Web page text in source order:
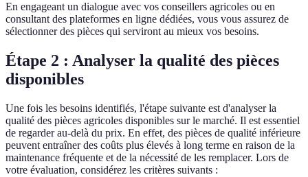
En engageant un dialogue avec vos conseillers agricoles ou en
consultant des plateformes en ligne dédiées, vous vous assurez de
sélectionner des pièces qui serviront au mieux vos besoins.
Étape 2 : Analyser la qualité des pièces
disponibles
Une fois les besoins identifiés, l'étape suivante est d'analyser la
qualité des pièces agricoles disponibles sur le marché. Il est essentiel
de regarder au-delà du prix. En effet, des pièces de qualité inférieure
peuvent entraîner des coûts plus élevés à long terme en raison de la
maintenance fréquente et de la nécessité de les remplacer. Lors de
votre évaluation, considérez les critères suivants :